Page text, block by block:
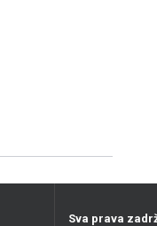
Sva prava